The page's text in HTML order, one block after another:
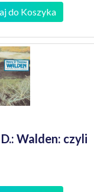
do Koszyka
Walden: czyli